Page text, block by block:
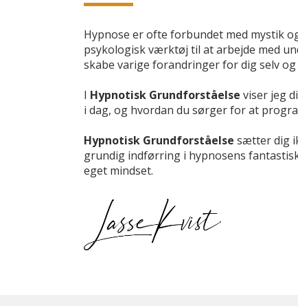
Hypnose er ofte forbundet med mystik
psykologisk værktøj til at arbejde med
skabe varige forandringer for dig selv og
I Hypnotisk Grundforståelse viser jeg
i dag, og hvordan du sørger for at
Hypnotisk Grundforståelse sætter dig
grundig indførring i hypnosens
eget mindset.